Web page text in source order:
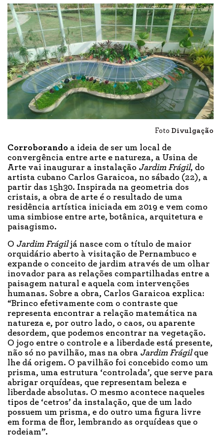
Foto Divulgação
Corroborando a ideia de ser um local de
convergência entre arte e natureza, a Usina de
Arte vai inaugurar a instalação Jardim Frágil, do
artista cubano Carlos Garaicoa, no sábado (22), a
partir das 15h30. Inspirada na geometria dos
cristais, a obra de arte é o resultado de uma
residência artística iniciada em 2019 e vem como
uma simbiose entre arte, botânica, arquitetura e
paisagismo.
O Jardim Frágiljá nasce com o título de maior
orquidário aberto à visitação de Pernambuco e
expande o conceito de jardim através de um olhar
inovador para as relações compartilhadas entre a
paisagem natural e aquela com intervenções
humanas. Sobre a obra, Carlos Garaicoa explica:
“Brinco efetivamente com o contraste que
representa encontrar a relação matemática na
natureza e, por outro lado, o caos, ou aparente
desordem, que podemos encontrar na vegetação.
O jogo entre o controle e a liberdade está presente,
não só no pavilhão, mas na obra Jardim Frágilque
lhe dá origem. O pavilhão foi concebido como um
prisma, uma estrutura ‘controlada’, que serve para
abrigar orquídeas, que representam beleza e
liberdade absolutas. O mesmo acontece naqueles
tipos de ‘cetros’ da instalação, que de um lado
possuem um prisma, e do outro uma figura livre
em forma de flor, lembrando as orquídeas que o
rodeiam”.